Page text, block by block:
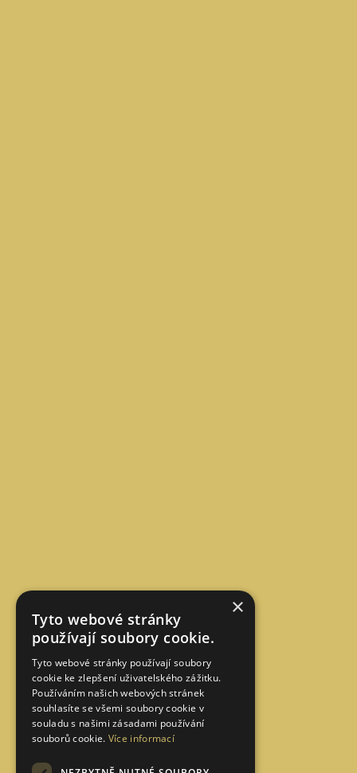
×
Tyto webové stránky
používají soubory cookie.
Tyto webové stránky používají soubory
cookie ke zlepšení uživatelského zážitku.
Používáním našich webových stránek
souhlasíte se všemi soubory cookie v
souladu s našimi zásadami používání
souborů cookie. Více informací